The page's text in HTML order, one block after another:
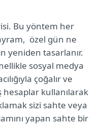
Bu yöntem her
özel gün ne
yeniden tasarlanır.
sosyal medya
çoğalır ve
hesaplar kullanılarak
sizi sahte veya
yapan sahte bir